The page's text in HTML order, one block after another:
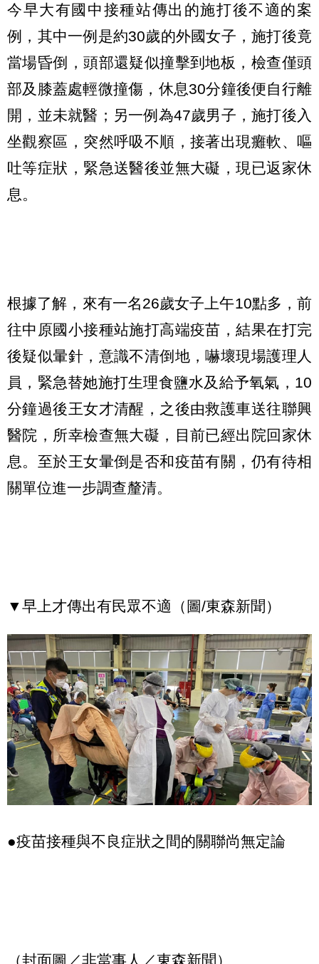
今早大有國中接種站傳出的施打後不適的案
例，其中一例是約30歲的外國女子，施打後竟
當場昏倒，頭部還疑似撞擊到地板，檢查僅頭
部及膝蓋處輕微撞傷，休息30分鐘後便自行離
開，並未就醫；另一例為47歲男子，施打後入
坐觀察區，突然呼吸不順，接著出現癱軟、嘔
吐等症狀，緊急送醫後並無大礙，現已返家休
息。
根據了解，來有一名26歲女子上午10點多，前
往中原國小接種站施打高端疫苗，結果在打完
後疑似暈針，意識不清倒地，嚇壞現場護理人
員，緊急替她施打生理食鹽水及給予氧氣，10
分鐘過後王女才清醒，之後由救護車送往聯興
醫院，所幸檢查無大礙，目前已經出院回家休
息。至於王女暈倒是否和疫苗有關，仍有待相
關單位進一步調查釐清。
▼早上才傳出有民眾不適（圖/東森新聞）
●疫苗接種與不良症狀之間的關聯尚無定論
（封面圖／非當事人／東森新聞）